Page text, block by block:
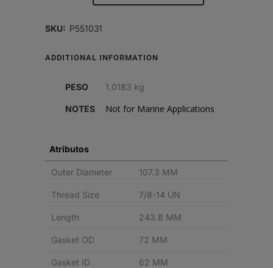
SPIN-
SEPARADOR
AGUA
quantity
SKU: P551031
ADDITIONAL INFORMATION
PESO 1,0183 kg
NOTES Not for Marine Applications
Atributos
Outer Diameter 107.3 MM
Thread Size 7/8-14 UN
Length 243.8 MM
Gasket OD 72 MM
Gasket ID 62 MM